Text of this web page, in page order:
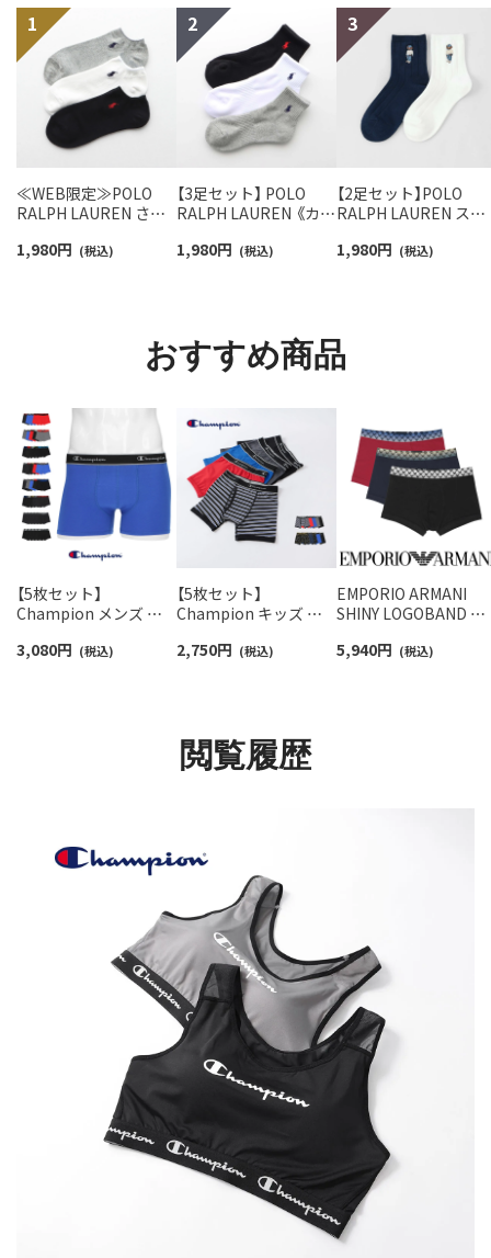
≪WEB限定≫POLO
RALPH LAUREN さら
スニーカー丈ソックス
1,980円 (税込)
【3足セット】 POLO
RALPH LAUREN 《カラ
ンポイントソックス シ
1,980円 (税込)
【2足セット】POLO
RALPH LAUREN スタ
ロベア オーガニック
1,980円 (税込)
おすすめ商品
【5枚セット】
Champion メンズ ボ
前閉じ Cotton Stretch
3,080円 (税込)
【5枚セット】
Champion キッズ ボ
前開き Cotton Stretch
2,750円 (税込)
EMPORIO ARMANI
SHINY LOGOBAND シ
ーガニックジャージー
5,940円 (税込)
閲覧履歴